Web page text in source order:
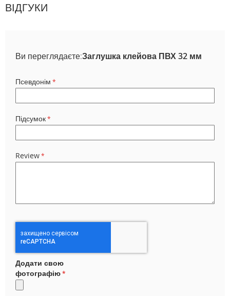
ВІДГУКИ
Ви переглядаєте:Заглушка клейова ПВХ 32 мм
Псевдонім
Підсумок
Review
Додати свою
фотографію